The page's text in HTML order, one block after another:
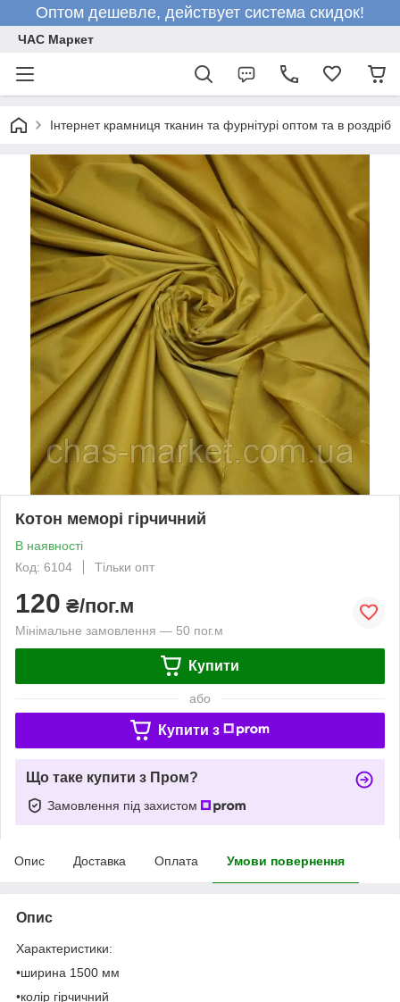
Оптом дешевле, действует система скидок!
ЧАС Маркет
Інтернет крамниця тканин та фурнітурі оптом та в роздріб
Котон меморі гірчичний
В наявності
Код: 6104
Тільки опт
120 ₴/пог.м
Мінімальне замовлення — 50 пог.м
Купити
або
Купити з
Що таке купити з Пром?
Замовлення під захистом
Опис Доставка Оплата Умови повернення
Опис
Характеристики:
•ширина 1500 мм
•колір гірчичний